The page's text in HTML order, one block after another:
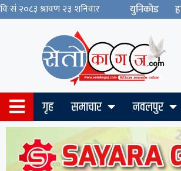
युनिकोड
गृह समाचार नवलपुर